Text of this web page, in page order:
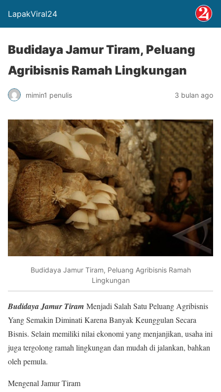
LapakViral24
Budidaya Jamur Tiram, Peluang
Agribisnis Ramah Lingkungan
mimin1 penulis 3 bulan ago
Budidaya Jamur Tiram, Peluang Agribisnis Ramah
Lingkungan
Budidaya Jamur Tiram Menjadi Salah Satu Peluang Agribisnis
Yang Semakin Diminati Karena Banyak Keunggulan Secara
Bisnis. Selain memiliki nilai ekonomi yang menjanjikan, usaha ini
juga tergolong ramah lingkungan dan mudah di jalankan, bahkan
oleh pemula.
Mengenal Jamur Tiram